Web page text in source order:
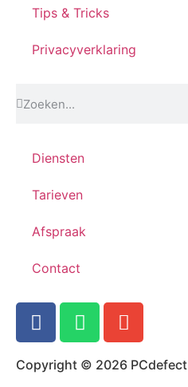
Tips & Tricks
Privacyverklaring
Diensten
Tarieven
Afspraak
Contact
Copyright © 2026 PCdefect